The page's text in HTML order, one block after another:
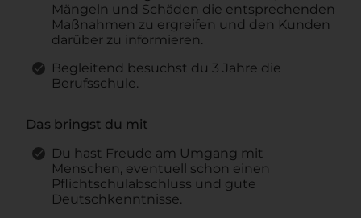
Mängeln und Schäden die entsprechenden
Maßnahmen zu ergreifen und den Kunden
darüber zu informieren.
Begleitend besuchst du 3 Jahre die
Berufsschule.
Das bringst du mit
Du hast Freude am Umgang mit
Menschen, eventuell schon einen
Pflichtschulabschluss und gute
Deutschkenntnisse.